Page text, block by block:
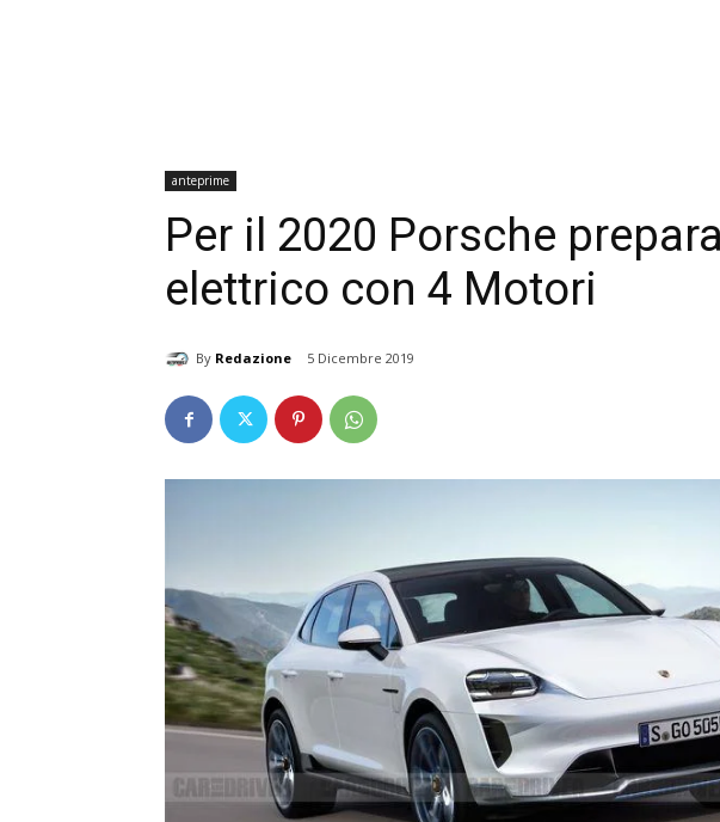
anteprime
Per il 2020 Porsche
elettrico con 4 Motori
By Redazione 5 Dicembre 2019